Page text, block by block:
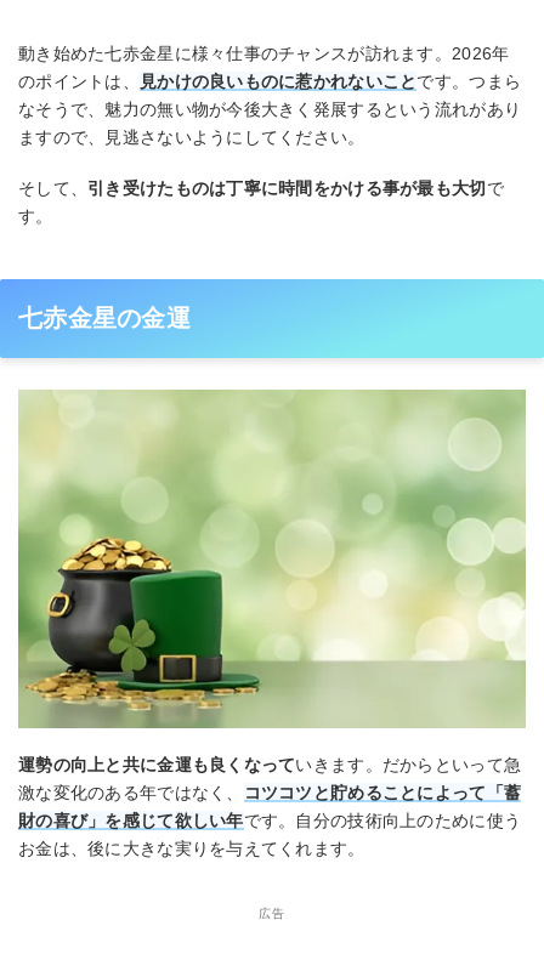
動き始めた七赤金星に様々仕事のチャンスが訪れます。2026年
のポイントは、
見かけの良いものに惹かれないことです。つまら
なそうで、魅力の無い物が今後大きく発展するという流れがあり
ますので、見逃さないようにしてください。
そして、 引き受けたものは丁寧に時間をかける事が最も大切で
す。
七赤金星の金運
運勢の向上と共に金運も良くなっていきます。だからといって急
激な変化のある年ではなく、
コツコツと貯めることによって「蓄
財の喜び」を感じて欲しい年です。自分の技術向上のために使う
お金は、後に大きな実りを与えてくれます。
広告